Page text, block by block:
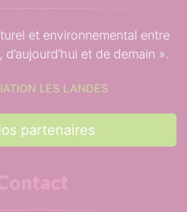
et environnemental entre
d’aujourd’hui et de demain
.
LES LANDES
partenaires